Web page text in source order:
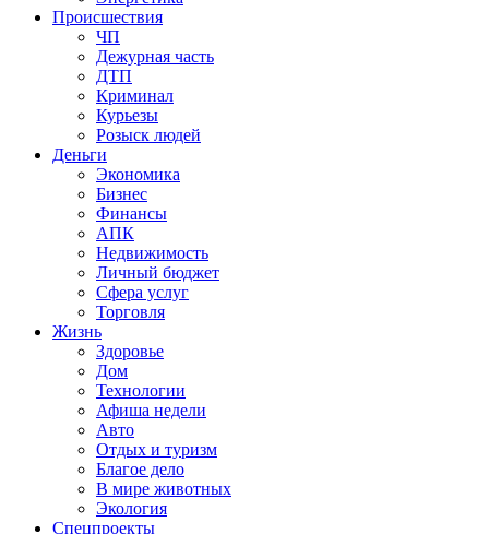
Происшествия
ЧП
Дежурная часть
ДТП
Криминал
Курьезы
Розыск людей
Деньги
Экономика
Бизнес
Финансы
АПК
Недвижимость
Личный бюджет
Сфера услуг
Торговля
Жизнь
Здоровье
Дом
Технологии
Афиша недели
Авто
Отдых и туризм
Благое дело
В мире животных
Экология
Спецпроекты